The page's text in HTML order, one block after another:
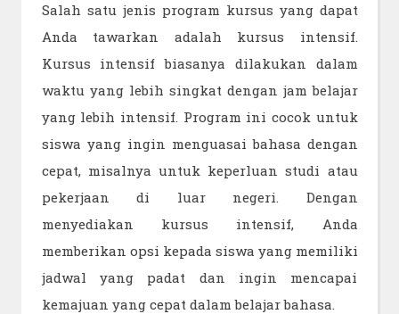
Salah satu jenis program kursus yang dapat
Anda tawarkan adalah kursus intensif.
Kursus intensif biasanya dilakukan dalam
waktu yang lebih singkat dengan jam belajar
yang lebih intensif. Program ini cocok untuk
siswa yang ingin menguasai bahasa dengan
cepat, misalnya untuk keperluan studi atau
pekerjaan di luar negeri. Dengan
menyediakan kursus intensif, Anda
memberikan opsi kepada siswa yang memiliki
jadwal yang padat dan ingin mencapai
kemajuan yang cepat dalam belajar bahasa.